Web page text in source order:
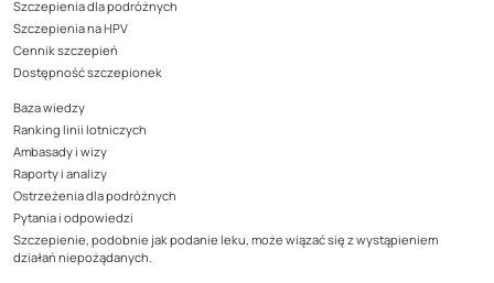
Szczepienia dla podróżnych
Szczepienia na HPV
Cennik szczepień
Dostępność szczepionek
Baza wiedzy
Ranking linii lotniczych
Ambasady i wizy
Raporty i analizy
Ostrzeżenia dla podróżnych
Pytania i odpowiedzi
Szczepienie, podobnie jak podanie leku, może wiązać się z wystąpieniem
działań niepożądanych.